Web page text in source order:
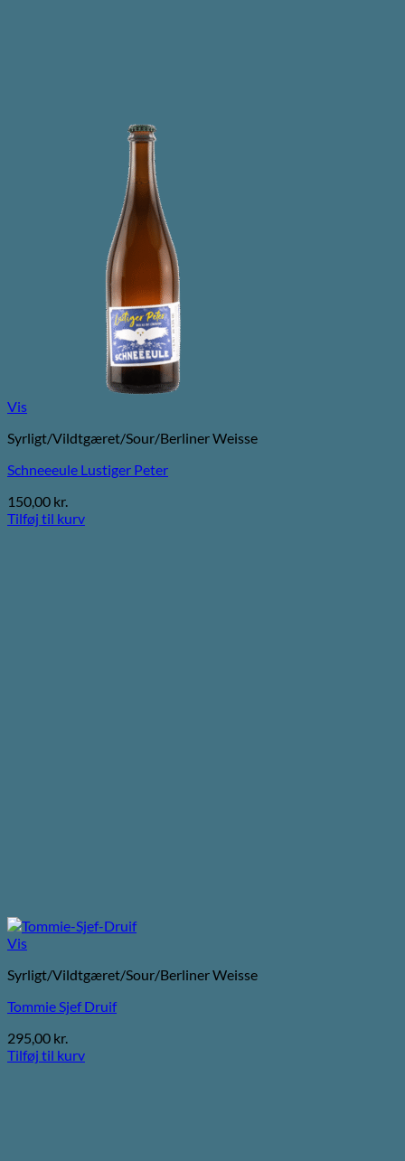
Vis
Syrligt/Vildtgæret/Sour/Berliner Weisse
Schneeeule Lustiger Peter
150,00 kr.
Tilføj til kurv
Vis
Syrligt/Vildtgæret/Sour/Berliner Weisse
Tommie Sjef Druif
295,00 kr.
Tilføj til kurv